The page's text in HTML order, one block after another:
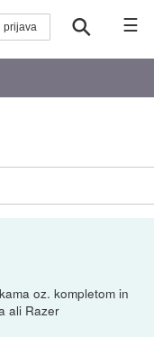
☰
oz. kompletom in
ali Razer